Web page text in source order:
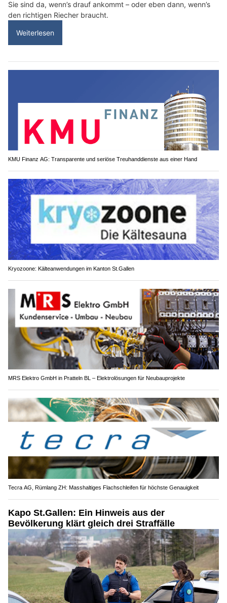
Sie sind da, wenn’s drauf ankommt – oder eben dann, wenn’s
den richtigen Riecher braucht.
Weiterlesen
KMU Finanz AG: Transparente und seriöse Treuhanddienste aus einer Hand
Kryozoone: Kälteanwendungen im Kanton St.Gallen
MRS Elektro GmbH in Pratteln BL – Elektrolösungen für Neubauprojekte
Tecra AG, Rümlang ZH: Masshaltiges Flachschleifen für höchste Genauigkeit
Kapo St.Gallen: Ein Hinweis aus der
Bevölkerung klärt gleich drei Straffälle